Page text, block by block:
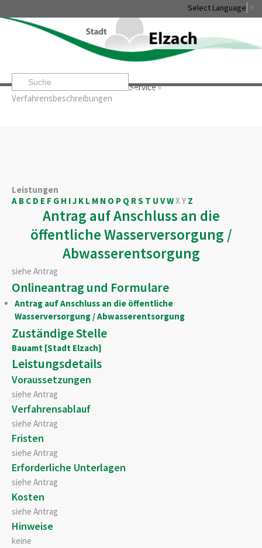
Select Language
Startseite» »Service»
Verfahrensbeschreibungen
Leben & Erleben Rathaus & Service
Leistungen
A B C D E F G H IJ K L M N O P Q RS T U VWXY Z
Antrag auf Anschluss an die
öffentliche Wasserversorgung /
Abwasserentsorgung
siehe Antrag
Onlineantrag und Formulare
Antrag auf Anschluss an die öffentliche
Wasserversorgung / Abwasserentsorgung
Zuständige Stelle
Bauamt [Stadt Elzach]
Leistungsdetails
Voraussetzungen
siehe Antrag
Verfahrensablauf
siehe Antrag
Fristen
siehe Antrag
Erforderliche Unterlagen
siehe Antrag
Kosten
siehe Antrag
Hinweise
keine